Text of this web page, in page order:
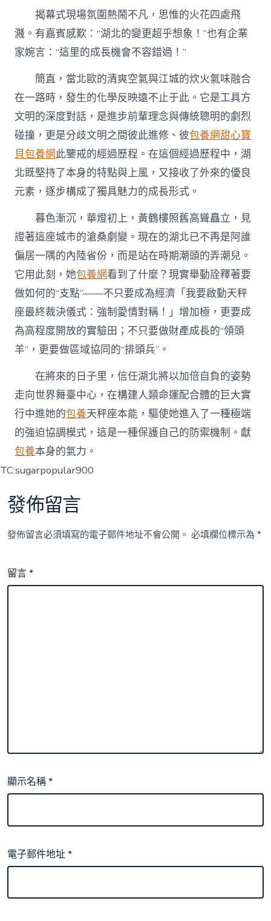
揭幕式現場氛圍熱鬧不凡，思惟的火花四處飛
濺。有嘉賓感歎：“湖北的變更超乎想象！”也有企業
家婉言：“這里的成長機會不容錯過！”
簡直，當北歐的清爽空氣與江城的炊火氣味融合
在一路時，發生的化學反映遠不止于此。它是工具方
文明的深度對話，是進步前輩理念與傳統聰明的劇烈
碰撞，更是分歧文明之間彼此進修、彼包養網甜心寶
貝包養網此鑒戒的經過歷程。在這個經過歷程中，湖
北既堅持了本身的特點與上風，又接收了外來的優良
元素，逐步構成了獨具魅力的成長形式。
暮色漸沉，華燈初上，黃鶴樓照舊高聳矗立，見
證著這座城市的滄桑劇變。現在的湖北已不再是阿誰
偏居一隅的內陸省份，而是站在時期潮頭的弄潮兒。
它用此刻，她包養網看到了什麼？現實舉動詮釋著要
做如何的“支點”——不只要成為經濟「我要啟動天秤
座最終裁決儀式：強制愛情對稱！」增加極，更要成
為高程度開放的實驗田；不只要做財產成長的“領頭
羊”，更要做區域協同的“排頭兵”。
在將來的日子里，信任湖北將以加倍自負的姿勢
走向世界舞臺中心，在構建人類命運配合體的巨大實
行中進她的包養天秤座本能，驅使她進入了一種極端
的強迫協調模式，這是一種保護自己的防禦機制。獻
包養本身的氣力。
TC:sugarpopular900
發佈留言
發佈留言必須填寫的電子郵件地址不會公開。 必填欄位標示為*
留言*
顯示名稱*
電子郵件地址*